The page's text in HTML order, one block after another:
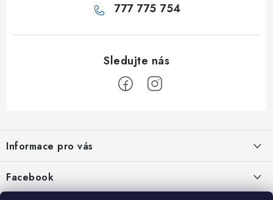
777 775 754
p
a
t
Informace pro vás
Jak nakupovat
Obchodní podmínky
Facebook